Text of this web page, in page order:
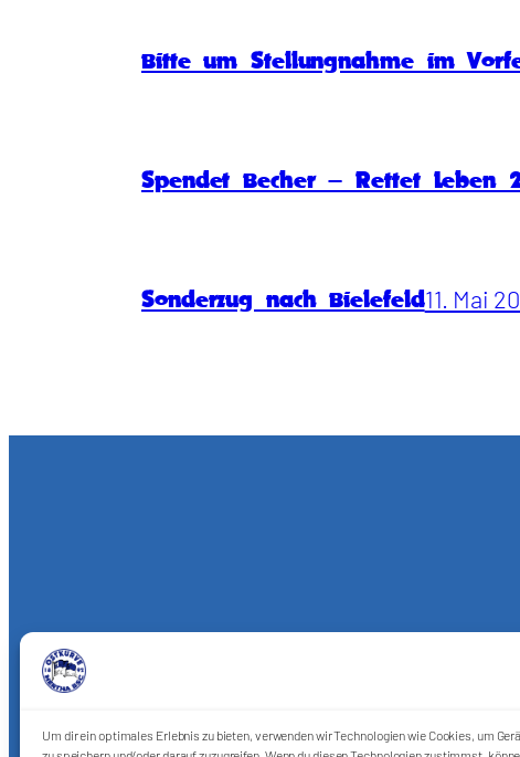
Um dir ein optimales Erlebnis zu bieten, verwenden wir Technologien wie Cookies, um
Bitte um Stellungnahme im
Spendet Becher – Rettet Leben
Sonderzug nach Bielefeld11. Mai